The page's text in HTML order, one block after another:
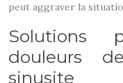
peut aggraver la
Solutions
douleurs
sinusite